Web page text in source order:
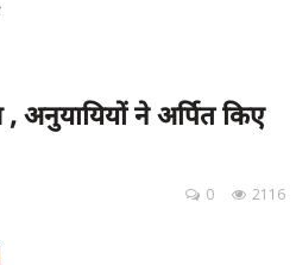
अनुयायियों ने अर्पित किए
2116
0